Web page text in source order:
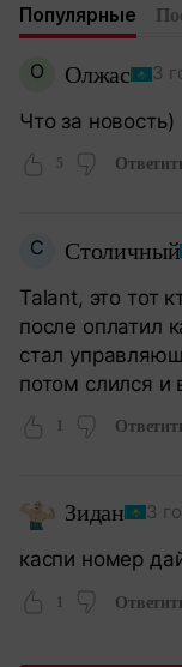
Популярные
О Олжас 3
Что за новость)
5
С Столичный
Talant, это тот
после оплатил
стал
потом слился и
Зидан 3
каспи номер